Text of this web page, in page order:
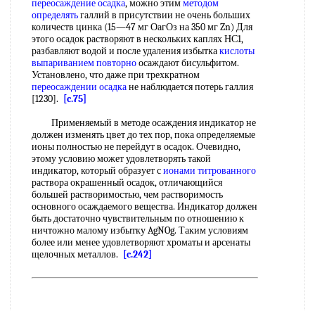
переосаждение осадка, можно этимметодом
определятьгаллий в присутствии не очень больших
количеств цинка (15—47 мг ОагОз на 350 мг Zn) Для
этого осадок растворяют в нескольких каплях НС1,
разбавляют водой и после удаления избыткакислоты
выпариваниемповторноосаждают бисульфитом.
Установлено, что даже при трехкратном
переосаждении осадкане наблюдается потерь галлия
[1230].
[c.75]
Применяемый в методе осаждения индикатор не
должен изменять цвет до тех пор, пока определяемые
ионы полностью не перейдут в осадок. Очевидно,
этому условию может удовлетворять такой
индикатор, который образует сионами титрованного
раствора окрашенный осадок, отличающийся
большей растворимостью, чем растворимость
основного осаждаемого вещества. Индикатор должен
быть достаточно чувствительным по отношению к
ничтожно малому избытку AgNOg. Таким условиям
более или менее удовлетворяют хроматы и арсенаты
щелочных металлов.
[c.242]